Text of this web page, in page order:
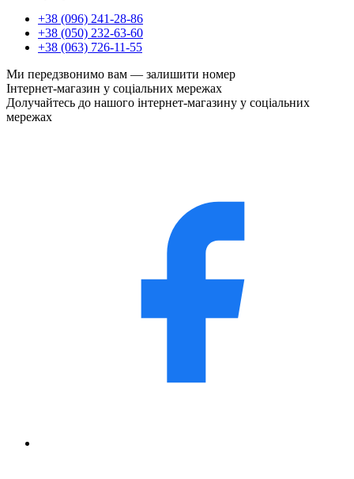
+38 (096) 241-28-86
+38 (050) 232-63-60
+38 (063) 726-11-55
Ми передзвонимо вам — залишити номер
Інтернет-магазин у соціальних мережах
Долучайтесь до нашого інтернет-магазину у соціальних
мережах